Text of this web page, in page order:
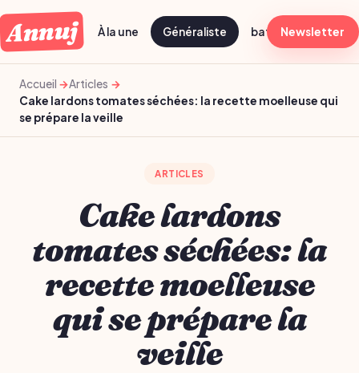
Annuj À la une Généraliste batch cooking
Newsletter
Accueil
Articles
Cake lardons tomates séchées: la recette moelleuse qui
se prépare la veille
ARTICLES
Cake lardons
tomates séchées: la
recette moelleuse
qui se prépare la
veille